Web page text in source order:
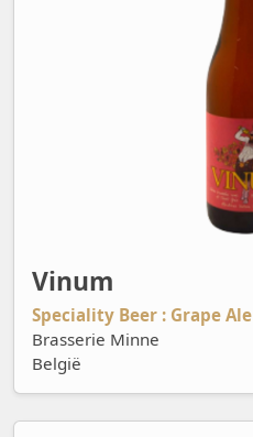
Vinum
Speciality Beer : Grape Ale
Brasserie Minne
België